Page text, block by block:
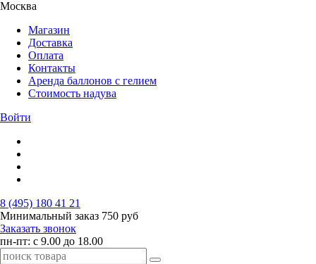
Москва
Магазин
Доставка
Оплата
Контакты
Аренда баллонов с гелием
Стоимость надува
Войти
8 (495) 180 41 21
Минимальный заказ 750 руб
Заказать звонок
пн-пт: с 9.00 до 18.00